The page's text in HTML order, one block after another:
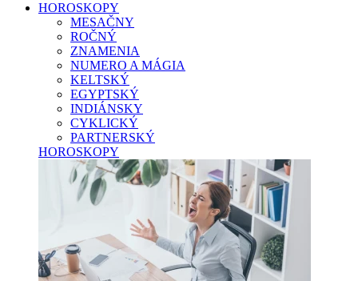
HOROSKOPY
MESAČNY
ROČNÝ
ZNAMENIA
NUMERO A MÁGIA
KELTSKÝ
EGYPTSKÝ
INDIÁNSKY
CYKLICKÝ
PARTNERSKÝ
HOROSKOPY